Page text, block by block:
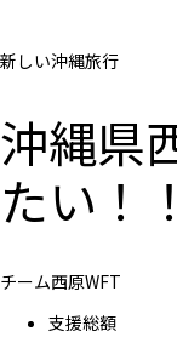
新しい沖縄旅行
沖縄県
たい！！
チーム西原WFT
支援総額